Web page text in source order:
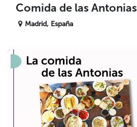
Comida de las Antonias
Madrid, España